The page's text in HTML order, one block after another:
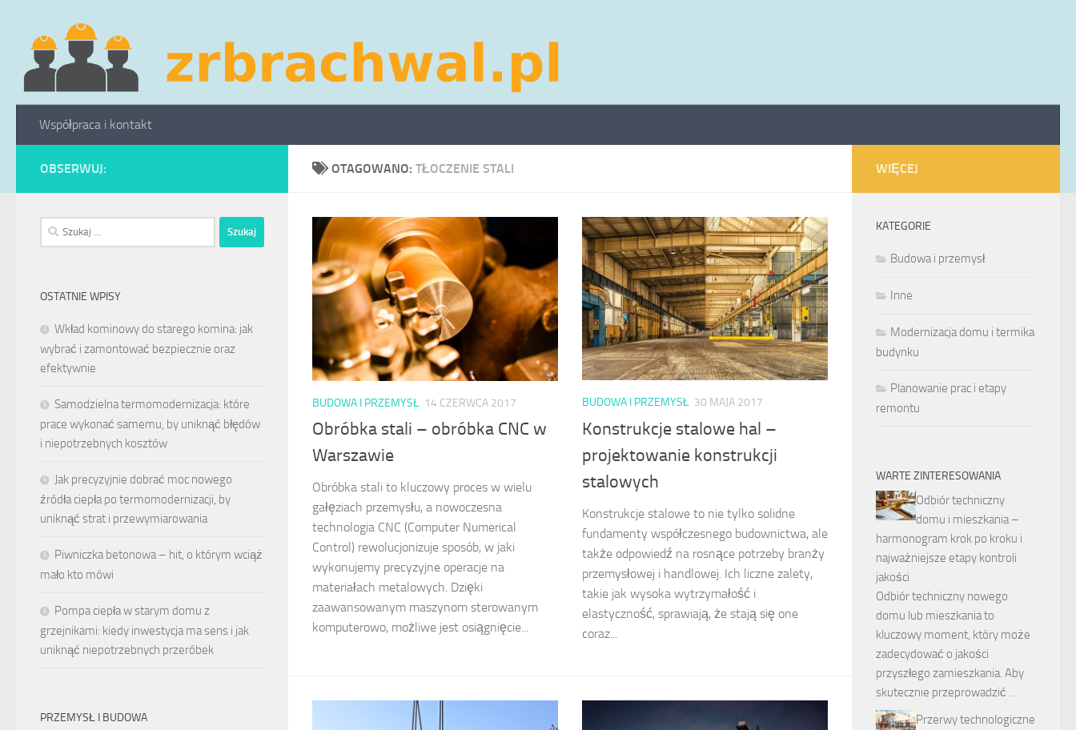
Skip to content
Współpraca i kontakt
OTAGOWANO: TŁOCZENIE STALI
BUDOWA I PRZEMYSŁ 14 CZERWCA 2017
Obróbka stali – obróbka CNC w
Warszawie
Obróbka stali to kluczowy proces w wielu
gałęziach przemysłu, a nowoczesna
technologia CNC (Computer Numerical
Control) rewolucjonizuje sposób, w jaki
wykonujemy precyzyjne operacje na
materiałach metalowych. Dzięki
zaawansowanym maszynom sterowanym
komputerowo, możliwe jest osiągnięcie...
BUDOWA I PRZEMYSŁ 30 MAJA 2017
Konstrukcje stalowe hal –
projektowanie konstrukcji
stalowych
Konstrukcje stalowe to nie tylko solidne
fundamenty współczesnego budownictwa, ale
także odpowiedź na rosnące potrzeby branży
przemysłowej i handlowej. Ich liczne zalety,
takie jak wysoka wytrzymałość i
elastyczność, sprawiają, że stają się one
coraz...
OBSERWUJ:
Szukaj:
OSTATNIE WPISY
Wkład kominowy do starego komina: jak
wybrać i zamontować bezpiecznie oraz
efektywnie
Samodzielna termomodernizacja: które
prace wykonać samemu, by uniknąć błędów
i niepotrzebnych kosztów
Jak precyzyjnie dobrać moc nowego
źródła ciepła po termomodernizacji, by
uniknąć strat i przewymiarowania
Piwniczka betonowa – hit, o którym wciąż
mało kto mówi
Pompa ciepła w starym domu z
grzejnikami: kiedy inwestycja ma sens i jak
uniknąć niepotrzebnych przeróbek
PRZEMYSŁ I BUDOWA
WIĘCEJ
KATEGORIE
Budowa i przemysł
Inne
Modernizacja domu i termika
budynku
Planowanie prac i etapy
remontu
WARTE ZINTERESOWANIA
Odbiór techniczny
domu i mieszkania –
harmonogram krok po kroku i
najważniejsze etapy kontroli
jakości
Odbiór techniczny nowego
domu lub mieszkania to
kluczowy moment, który może
zadecydować o jakości
przyszłego zamieszkania. Aby
skutecznie przeprowadzić …
Przerwy technologiczne